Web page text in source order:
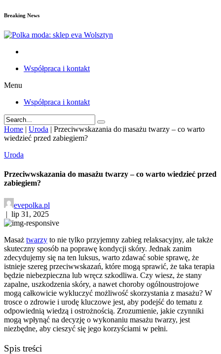
Breaking News
Współpraca i kontakt
Menu
Współpraca i kontakt
Home | Uroda | Przeciwwskazania do masażu twarzy – co warto
wiedzieć przed zabiegiem?
Uroda
Przeciwwskazania do masażu twarzy – co warto wiedzieć przed
zabiegiem?
evepolka.pl
lip 31, 2025
Masaż twarzy to nie tylko przyjemny zabieg relaksacyjny, ale także
skuteczny sposób na poprawę kondycji skóry. Jednak zanim
zdecydujemy się na ten luksus, warto zdawać sobie sprawę, że
istnieje szereg przeciwwskazań, które mogą sprawić, że taka terapia
będzie niebezpieczna lub wręcz szkodliwa. Czy wiesz, że stany
zapalne, uszkodzenia skóry, a nawet choroby ogólnoustrojowe
mogą całkowicie wykluczyć możliwość skorzystania z masażu? W
trosce o zdrowie i urodę kluczowe jest, aby podejść do tematu z
odpowiednią wiedzą i ostrożnością. Zrozumienie, jakie czynniki
mogą wpłynąć na decyzję o wykonaniu masażu twarzy, jest
niezbędne, aby cieszyć się jego korzyściami w pełni.
Spis treści